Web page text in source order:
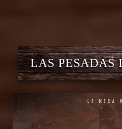
LAS PESADAS